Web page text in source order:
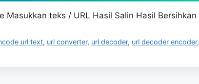
Masukkan teks / URL Hasil Salin Hasil Bersihkan
url text, url converter, url decoder, url decoder encoder,